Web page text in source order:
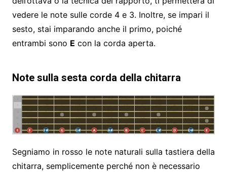
vedere le note sulle corde 4 e 3. Inoltre, se impari il
sesto, stai imparando anche il primo, poiché
entrambi sono E con la corda aperta.
Note sulla sesta corda della chitarra
Segniamo in rosso le note naturali sulla tastiera della
chitarra, semplicemente perché non è necessario